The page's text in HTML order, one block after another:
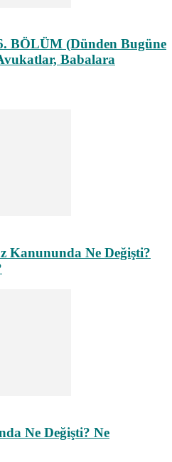
BÖLÜM (Dünden Bugüne
Babalara
Kanununda Ne Değişti?
Ne Değişti? Ne